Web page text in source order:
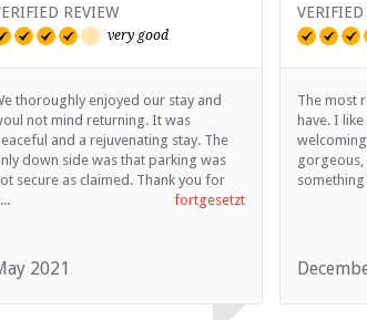
REVIEW
very good
thoroughly enjoyed our stay and
not mind returning. It was
and a rejuvenating stay. The
down side was that parking was
secure as claimed. Thank you for
fortgesetzt
2021
The most
have. I
gorgeous,